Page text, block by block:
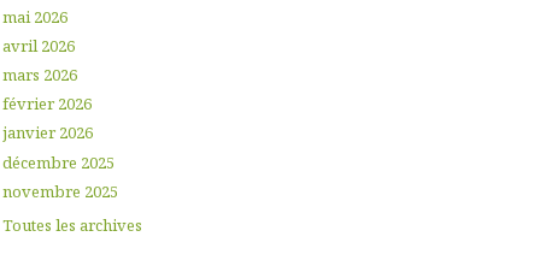
mai 2026
avril 2026
mars 2026
février 2026
janvier 2026
décembre 2025
novembre 2025
Toutes les archives